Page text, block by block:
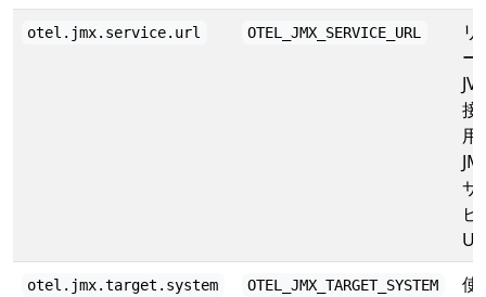
otel.jmx.service.url OTEL_JMX_SERVICE_URL
リ
ー
接
用
サ
ビ
otel.jmx.target.system OTEL_JMX_TARGET_SYSTEM
使